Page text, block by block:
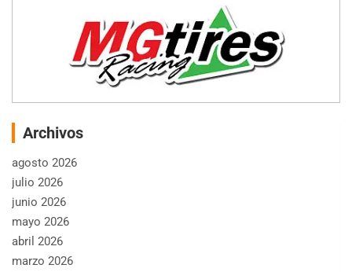
Archivos
agosto 2026
julio 2026
junio 2026
mayo 2026
abril 2026
marzo 2026